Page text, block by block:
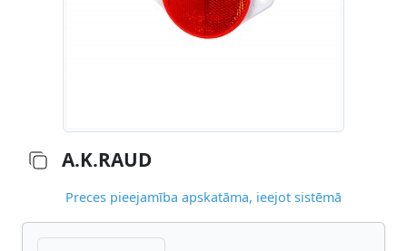
A.K.RAUD
Preces pieejamība apskatāma, ieejot sistēmā